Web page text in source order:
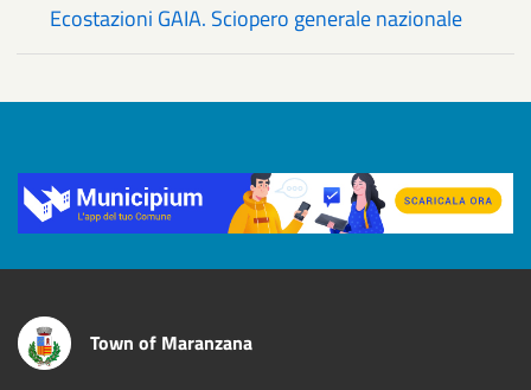
Ecostazioni GAIA. Sciopero generale nazionale
Title
Town of Maranzana